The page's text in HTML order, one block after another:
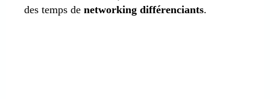
des temps de networking différenciants.